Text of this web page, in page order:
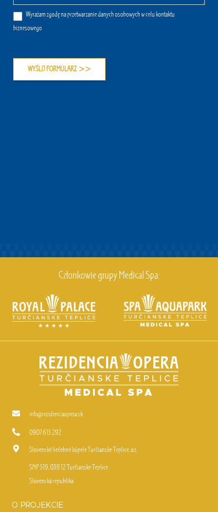
Wyrażam zgodę na przetwarzanie danych osobowych w celu kontaktu
biznesowego
Członkowie grupy Medical Spa:
info@rezidenciaopera.sk
0907 613 292
Slovenské liečebné kúpele Turčianske Teplice, a.s.
SNP 519, 039 12 Turčianske Teplice
Slovenská republika
O PROJEKCIE